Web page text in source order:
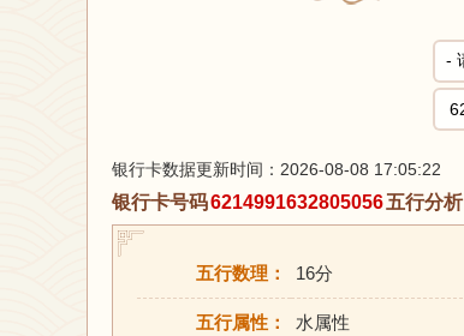
银行卡数据更新时间：2026-08-08 17:05:22
银行卡号码6214991632805056五行分析
五行数理： 16分
五行属性： 水属性